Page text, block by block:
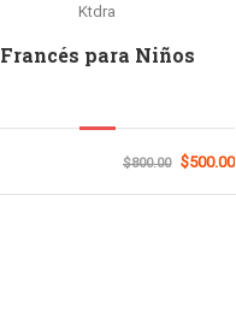
Ktdra
Francés para Niños
$800.00 $500.00